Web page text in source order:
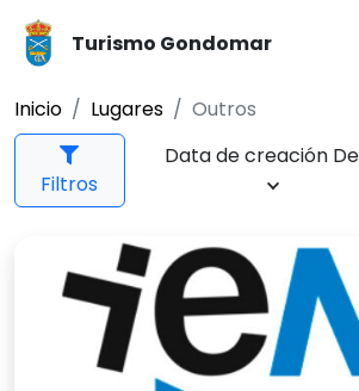
Turismo Gondomar
Inicio Lugares Outros
Filtros